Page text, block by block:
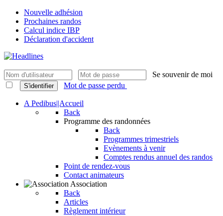
Nouvelle adhésion
Prochaines randos
Calcul indice IBP
Déclaration d'accident
Se souvenir de moi
S'identifier Mot de passe perdu
A Pedibus||Accueil
Back
Programme des randonnées
Back
Programmes trimestriels
Evènements à venir
Comptes rendus annuel des randos
Point de rendez-vous
Contact animateurs
Association
Back
Articles
Règlement intérieur